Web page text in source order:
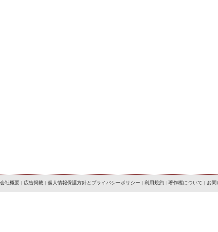
会社概要 | 広告掲載 | 個人情報保護方針とプライバシーポリシー | 利用規約 | 著作権について | お問